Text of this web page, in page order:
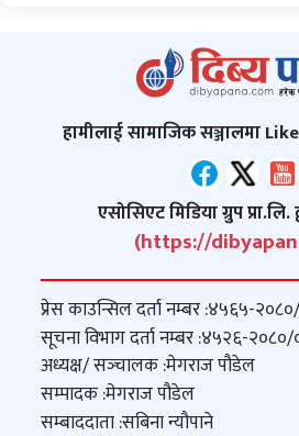
हामीलाई सामाजिक सञ्जालमा
एसोसिएट मिडिया ग्रुप प्रा.लि.
(https://
प्रेस काउन्सिल दर्ता नम्बर :४५६५-
सूचना विभाग दर्ता नम्बर :४५२६-२०८०/
अध्यक्ष/ सञ्‍चालक :मेगराज पौडेल
सम्पादक :मेगराज पौडेल
सम्बाददाता :सबिना न्यौपाने